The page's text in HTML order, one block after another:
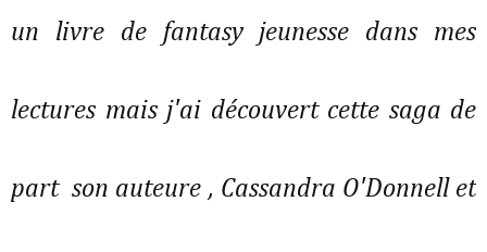
un livre de fantasy jeunesse dans mes
lectures mais j'ai découvert cette saga de
part son auteure , Cassandra O'Donnell et